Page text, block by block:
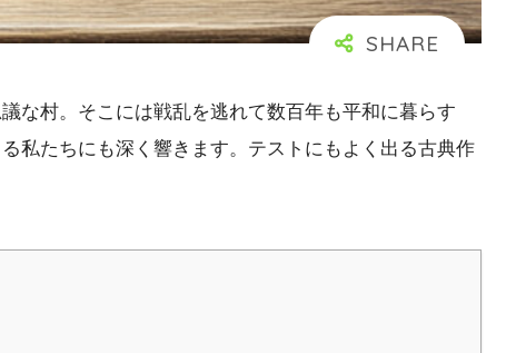
な村。そこには戦乱を逃れて数百年も平和に暮らす
私たちにも深く響きます。テストにもよく出る古典作